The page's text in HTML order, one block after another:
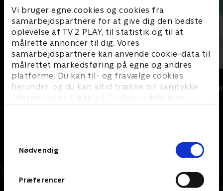
Vi bruger egne cookies og cookies fra
samarbejdspartnere for at give dig den bedste
oplevelse af TV 2 PLAY, til statistik og til at
målrette annoncer til dig. Vores
samarbejdspartnere kan anvende cookie-data til
målrettet markedsføring på egne og andres
platforme. Du kan til- og fravælge cookies
herunder, og du kan altid trække dit samtykke
tilbage ved at klikke på ’Cookie-indstillinger’ i
Nødvendig
Præferencer
Top Dog
Krimi & Spænding • 1 sæsoner
The Au Pair
Krimi &